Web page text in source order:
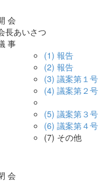
会
長あいさつ
事
(1) 報告 令和
(2) 報告 令和
(3) 議案第１
(4) 議案第２
監査
(5) 議案第３
(6) 議案第４
(7) その他
会